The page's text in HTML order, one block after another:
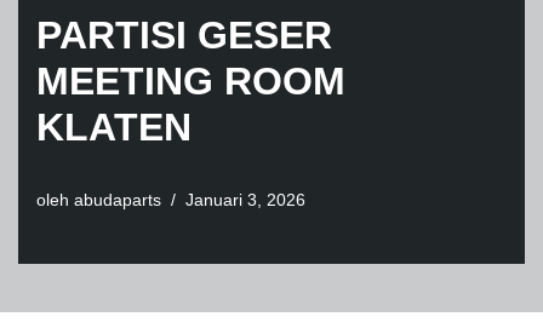
PARTISI GESER
MEETING ROOM
KLATEN
oleh abudaparts Januari 3, 2026